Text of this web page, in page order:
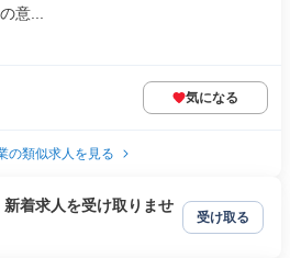
意...
気になる
の類似求人を見る
着求人を受け取りませ
受け取る